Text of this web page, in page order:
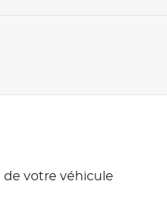
de votre véhicule